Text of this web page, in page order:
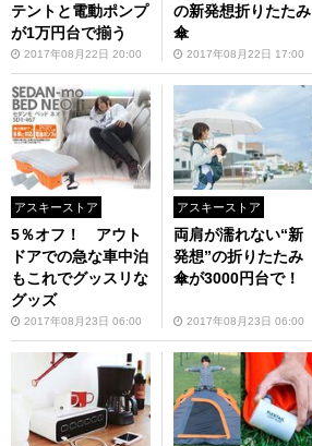
テントと電動ポンプ
が1万円台で揃う
2017年08月22日 20:00
の新発想折りたたみ
傘
2017年08月22日 17:00
アスキーストア
5％オフ！ アウト
ドアでの急な車中泊
もこれでグッスリな
グッズ
2017年08月23日 06:00
アスキーストア
両肩が濡れない“新
発想”の折りたたみ
傘が3000円台で！
2017年08月23日 06:00